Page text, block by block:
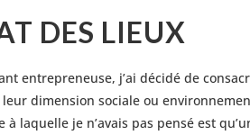
DES LIEUX
entrepreneuse, j’ai décidé de
dimension sociale ou
à laquelle je n’avais pas pensé est